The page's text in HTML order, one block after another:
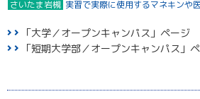
さいたま岩槻 実習で実際に使用するマネキンや
「大学／オープンキャンパス」ページ
「短期大学部／オープンキャンパス」